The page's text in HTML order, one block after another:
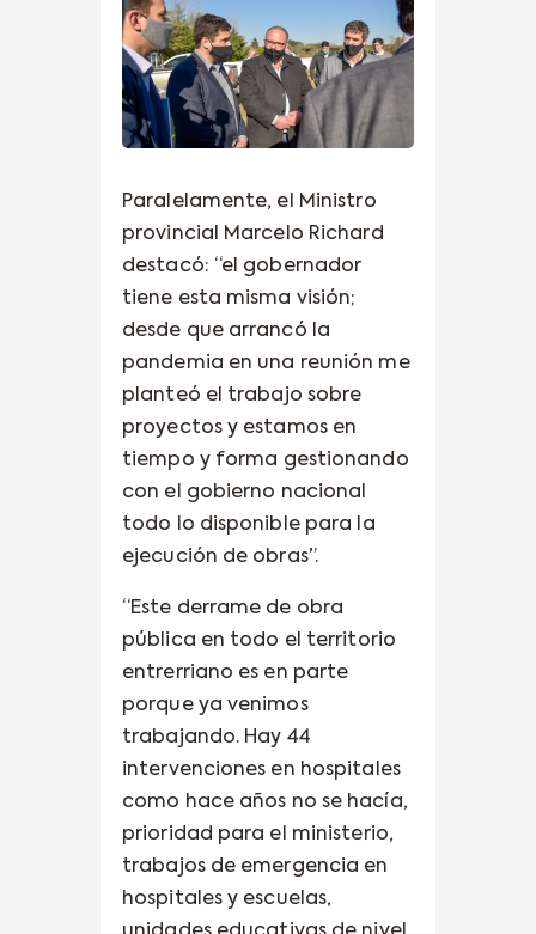
Paralelamente, el Ministro
provincial Marcelo Richard
destacó: “el gobernador
tiene esta misma visión;
desde que arrancó la
pandemia en una reunión me
planteó el trabajo sobre
proyectos y estamos en
tiempo y forma gestionando
con el gobierno nacional
todo lo disponible para la
ejecución de obras”.
“Este derrame de obra
pública en todo el territorio
entrerriano es en parte
porque ya venimos
trabajando. Hay 44
intervenciones en hospitales
como hace años no se hacía,
prioridad para el ministerio,
trabajos de emergencia en
hospitales y escuelas,